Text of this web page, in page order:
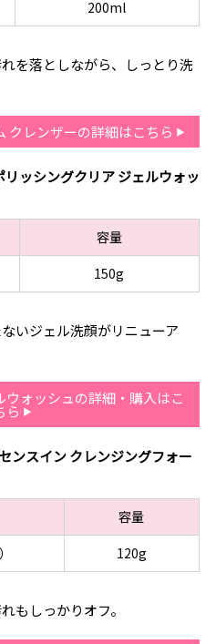
200ml
を落としながら、しっとり洗
クレンザーの詳細はこちら
ッシングクリア ジェルウォッ
容量
150g
いジェル洗顔がリニューア
ォッシュの詳細・購入はこ
ら
ンスイン クレンジングフォー
容量
120g
もしっかりオフ。